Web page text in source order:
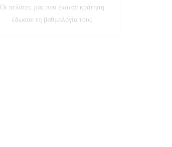
Οι πελάτες μας που έκαναν κράτηση
έδωσαν τη βαθμολογία τους